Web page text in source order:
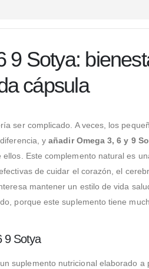
9 Sotya:
cápsula
ser complicado. A veces, los
yañadir Omega 3, 6 y 9
ellos. Este complemento natural es
de cuidar el corazón, el
mantener un estilo de vida
porque este suplemento tiene
9 Sotya
suplemento nutricional elaborado a